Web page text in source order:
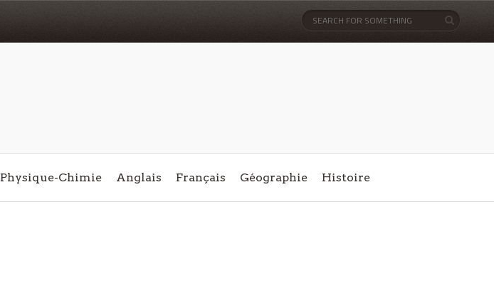
Physique-Chimie Anglais Français Géographie Histoire